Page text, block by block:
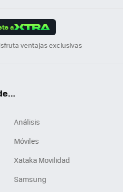
a
ventajas exclusivas
Análisis
Móviles
Xataka Movilidad
Samsung